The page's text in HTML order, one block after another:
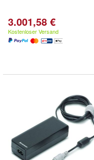
3.001,58 €
Kostenloser Versand